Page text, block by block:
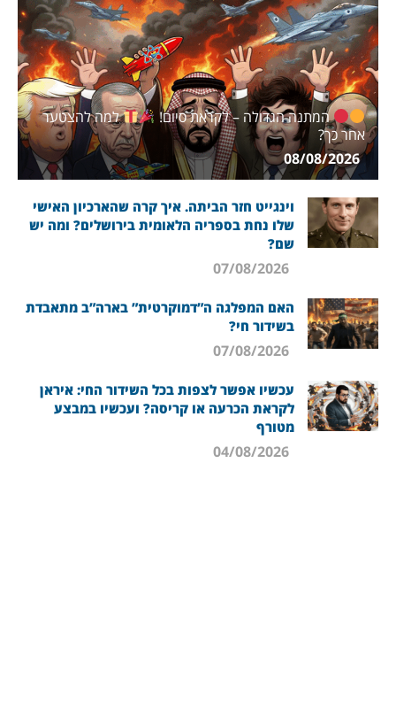
המתנה הגדולה – לקראת סיום!
למה להצטער
אחר כך?
08/08/2026
וינגייט חזר הביתה. איך קרה שהארכיון האישי
שלו נחת בספריה הלאומית בירושלים? ומה יש
שם?
האם המפלגה ה”דמוקרטית” בארה”ב מתאבדת
בשידור חי?
עכשיו אפשר לצפות בכל השידור החי: איראן
לקראת הכרעה או קריסה? ועכשיו במבצע
מטורף